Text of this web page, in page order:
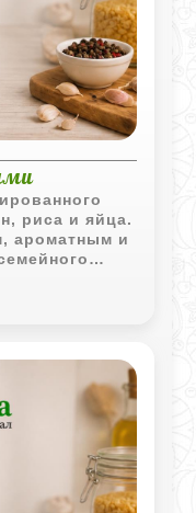
риса и яйца.
ароматным и